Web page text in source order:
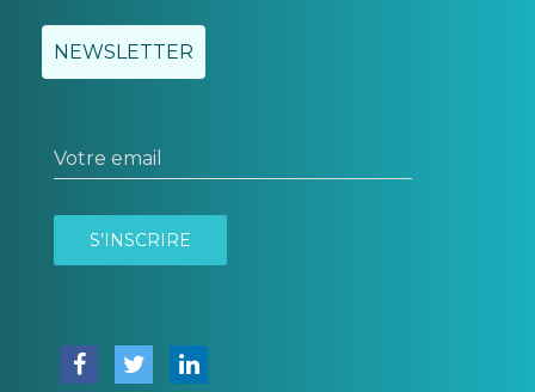
NEWSLETTER
Votre email
S’INSCRIRE